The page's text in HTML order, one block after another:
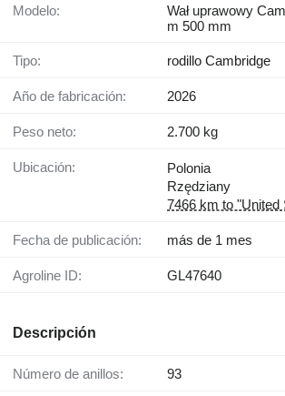
Modelo:
Wał uprawowy
m 500 mm
Tipo: rodillo Cambridge
Año de fabricación: 2026
Peso neto: 2.700 kg
Ubicación:
Polonia
Rzędziany
7466 km to
Fecha de publicación: más de 1 mes
Agroline ID: GL47640
Descripción
Número de anillos: 93